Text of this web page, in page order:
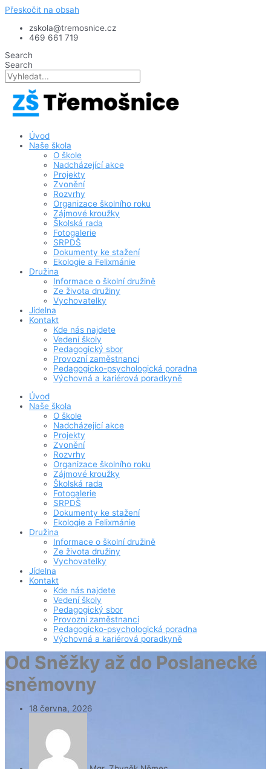
Přeskočit na obsah
zskola@tremosnice.cz
469 661 719
Search
Search
Úvod
Naše škola
O škole
Nadcházející akce
Projekty
Zvonění
Rozvrhy
Organizace školního roku
Zájmové kroužky
Školská rada
Fotogalerie
SRPDŠ
Dokumenty ke stažení
Ekologie a Felixmánie
Družina
Informace o školní družině
Ze života družiny
Vychovatelky
Jídelna
Kontakt
Kde nás najdete
Vedení školy
Pedagogický sbor
Provozní zaměstnanci
Pedagogicko-psychologická poradna
Výchovná a kariérová poradkyně
Úvod
Naše škola
O škole
Nadcházející akce
Projekty
Zvonění
Rozvrhy
Organizace školního roku
Zájmové kroužky
Školská rada
Fotogalerie
SRPDŠ
Dokumenty ke stažení
Ekologie a Felixmánie
Družina
Informace o školní družině
Ze života družiny
Vychovatelky
Jídelna
Kontakt
Kde nás najdete
Vedení školy
Pedagogický sbor
Provozní zaměstnanci
Pedagogicko-psychologická poradna
Výchovná a kariérová poradkyně
Od Sněžky až do Poslanecké
sněmovny
18 června, 2026